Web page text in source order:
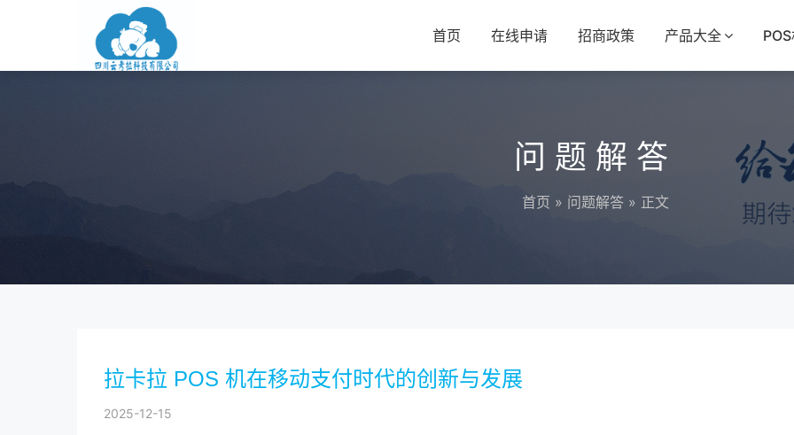
首页 在线申请 招商政策 产品大全
问题解答
首页 » 问题解答 » 正文
拉卡拉 POS 机在移动支付时代的创新与发展
2025-12-15